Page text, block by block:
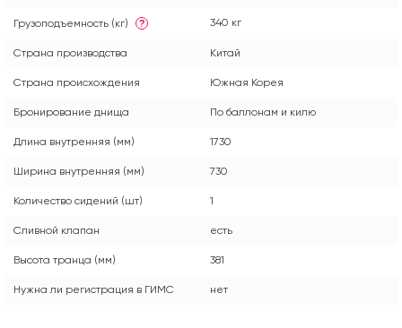
Грузоподъемность (кг) ? 340 кг
Страна производства Китай
Страна происхождения Южная Корея
Бронирование днища По баллонам и килю
Длина внутренняя (мм) 1730
Ширина внутренняя (мм) 730
Количество сидений (шт) 1
Сливной клапан есть
Высота транца (мм) 381
Нужна ли регистрация в ГИМС нет